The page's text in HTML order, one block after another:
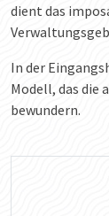
dient das
In der
Modell, das die
bewundern.